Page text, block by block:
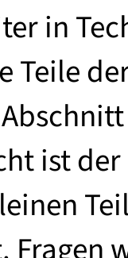
in
Teile
ist